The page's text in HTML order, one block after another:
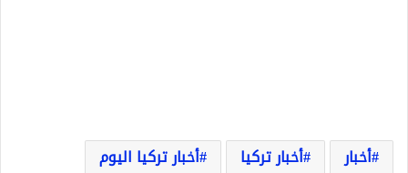
أخبار أخبار تركيا
أخبار تركيا اليوم